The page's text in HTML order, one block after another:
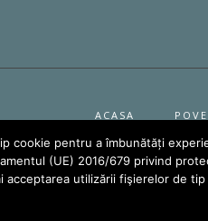
ACASA
2020 @
cookie pentru a îmbunătăți
(UE) 2016/679 privind
acceptarea utilizării fişierelor de